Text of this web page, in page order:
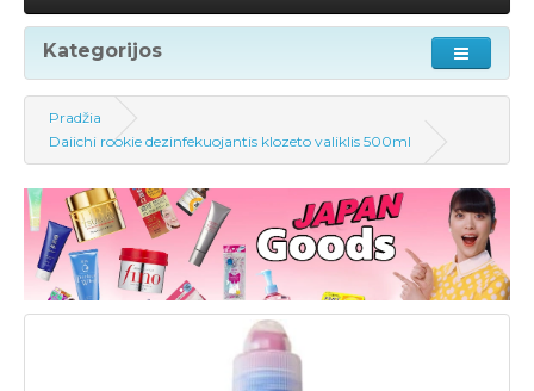
Kategorijos
Pradžia
Daiichi rookie dezinfekuojantis klozeto valiklis 500ml